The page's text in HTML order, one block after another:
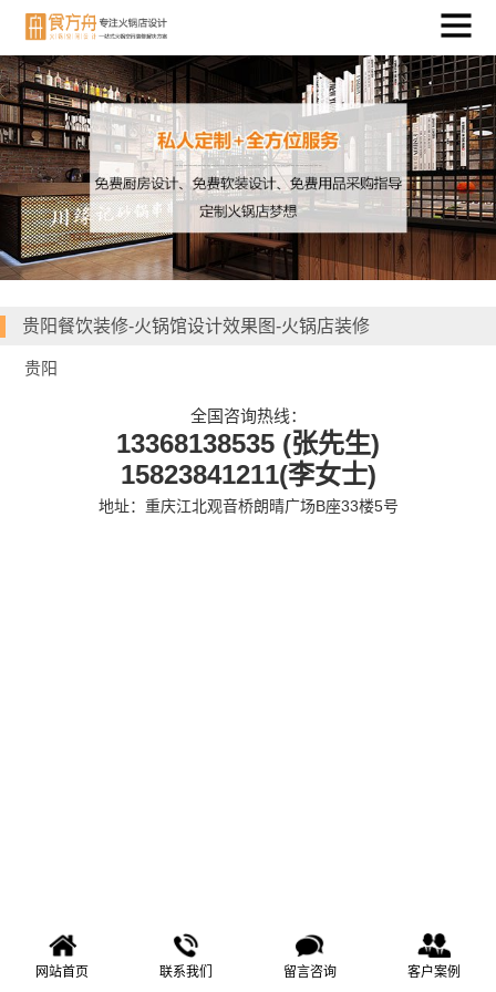
贵阳餐饮装修-火锅馆设计效果图-火锅店装修
贵阳
全国咨询热线：
13368138535 (张先生)
15823841211(李女士)
地址：重庆江北观音桥朗晴广场B座33楼5号
网站首页 联系我们 留言咨询 客户案例